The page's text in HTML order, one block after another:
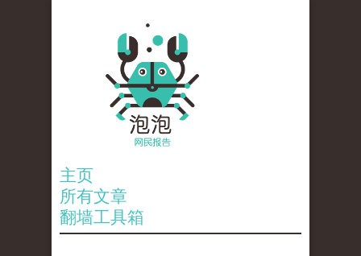
主页
所有文章
翻墙工具箱